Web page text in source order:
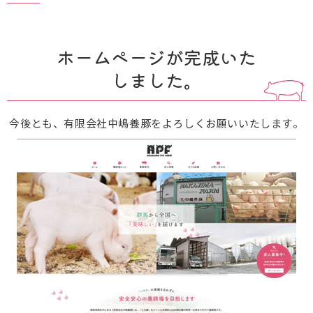
ホームページが完成いた
しました。
今後とも、有限会社中嶋養豚をよろしくお願いいたします。